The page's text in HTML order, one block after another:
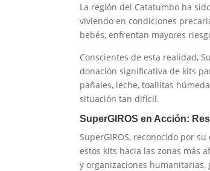
La región del Catatumbo ha
viviendo en condiciones
bebés, enfrentan mayores
Conscientes de esta realidad,
donación significativa de kits
pañales, leche, toallitas
situación tan difícil.
SuperGIROS en Acción:
SuperGIROS, reconocido por
estos kits hacia las zonas más
y organizaciones